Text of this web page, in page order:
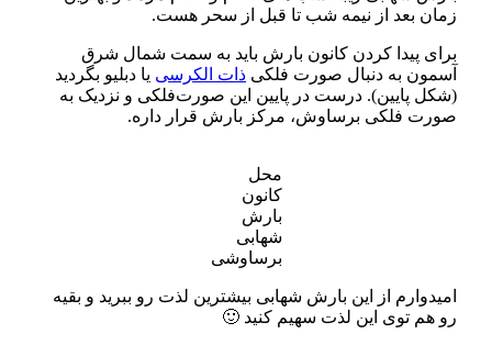
زمان بعد از نیمه شب تا قبل از سحر هست.
برای پیدا کردن کانون بارش باید به سمت شمال شرق
آسمون به دنبال صورت فلکی ذات الکرسی یا دبلیو بگردید
(شکل پایین). درست در پایین این صورت‌فلکی و نزدیک به
صورت فلکی برساوش، مرکز بارش قرار داره.
محل
کانون
بارش
شهابی
برساوشی
امیدوارم از این بارش شهابی بیشترین لذت رو ببرید و بقیه
رو هم توی این لذت سهیم کنید 🙂